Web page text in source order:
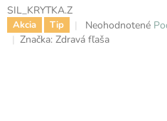
SIL_KRYTKA.Z
Akcia Tip
Priemerné
hodnotenie
Neohodnotené
Značka: Zdravá fľaša